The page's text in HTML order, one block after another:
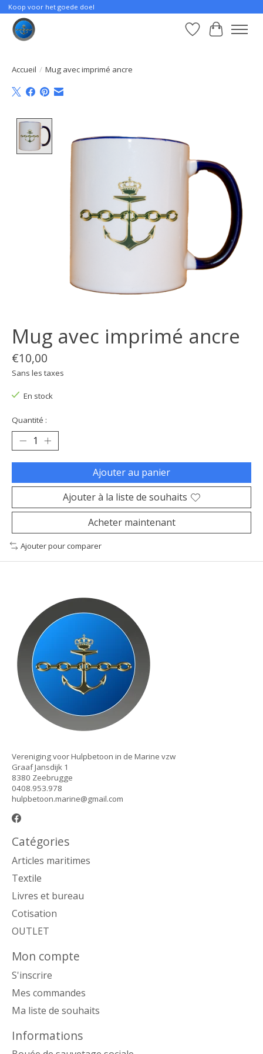
Koop voor het goede doel
Liste dePanier
Accueil / Mug avec imprimé ancre
Mug avec imprimé ancre
€10,00
Sans les taxes
En stock
Quantité :
Ajouter au panier
Ajouter à la liste de souhaits
Acheter maintenant
Ajouter pour comparer
Vereniging voor Hulpbetoon in de Marine vzw
Graaf Jansdijk 1
8380 Zeebrugge
0408.953.978
hulpbetoon.marine@gmail.com
Catégories
Articles maritimes
Textile
Livres et bureau
Cotisation
OUTLET
Mon compte
S'inscrire
Mes commandes
Ma liste de souhaits
Informations